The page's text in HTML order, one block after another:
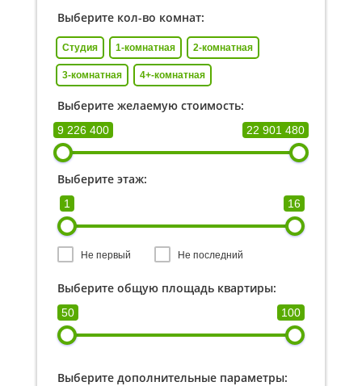
Выберите кол-во комнат:
Студия 1-комнатная 2-комнатная
3-комнатная 4+-комнатная
Выберите желаемую стоимость:
9 226 400 22 901 480
Выберите этаж:
1 16
Не первый Не последний
Выберите общую площадь квартиры:
50 100
Выберите дополнительные параметры: